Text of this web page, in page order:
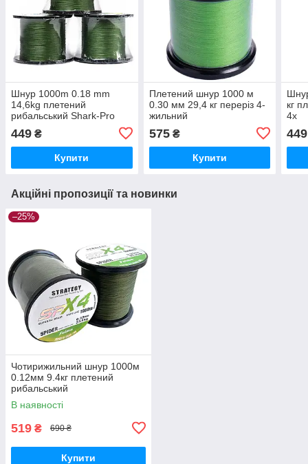
Шнур 1000m 0.18 mm
14,6kg плетений
рибальський Shark-Pro
449 ₴
Купити
Плетений шнур 1000 м
0.30 мм 29,4 кг переріз 4-
жильний
575₴
Купити
кг
4х
449
Акційні пропозиції та новинки
–25%
Чотирижильний шнур 1000м
0.12мм 9.4кг плетений
рибальський
В наявності
519 ₴ 690 ₴
Купити